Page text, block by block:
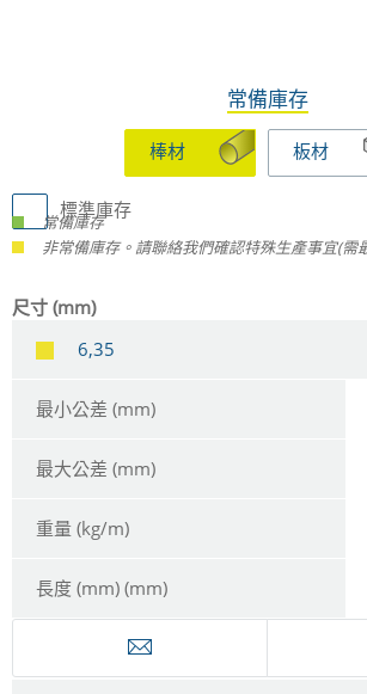
常備庫存
棒材 板材
標準庫存
常備庫存
非常備庫存。請聯絡我們確認特殊生產事宜(需
尺寸 (mm)
6,35
最小公差 (mm)
最大公差 (mm)
重量 (kg/m)
長度 (mm) (mm)